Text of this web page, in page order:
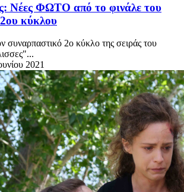
Νέες ΦΩΤΟ από το φινάλε του
κύκλου
συναρπαστικό 2ο κύκλο της σειράς του
2021